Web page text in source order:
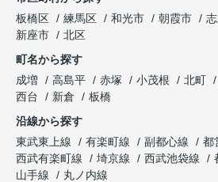
板橋区
練馬区 和光市 朝霞市
新座市
北区
町名から探す
成増
高島平 赤塚 小茂根 北町
西台
新倉
板橋
沿線から探す
東武東上線
有楽町線 副都心線
都
西武有楽町線
埼京線 西武池袋線
山手線
丸ノ内線